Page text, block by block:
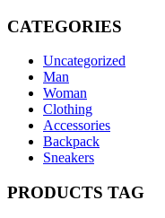
CATEGORIES
Uncategorized
Man
Woman
Clothing
Accessories
Backpack
Sneakers
PRODUCTS TAG